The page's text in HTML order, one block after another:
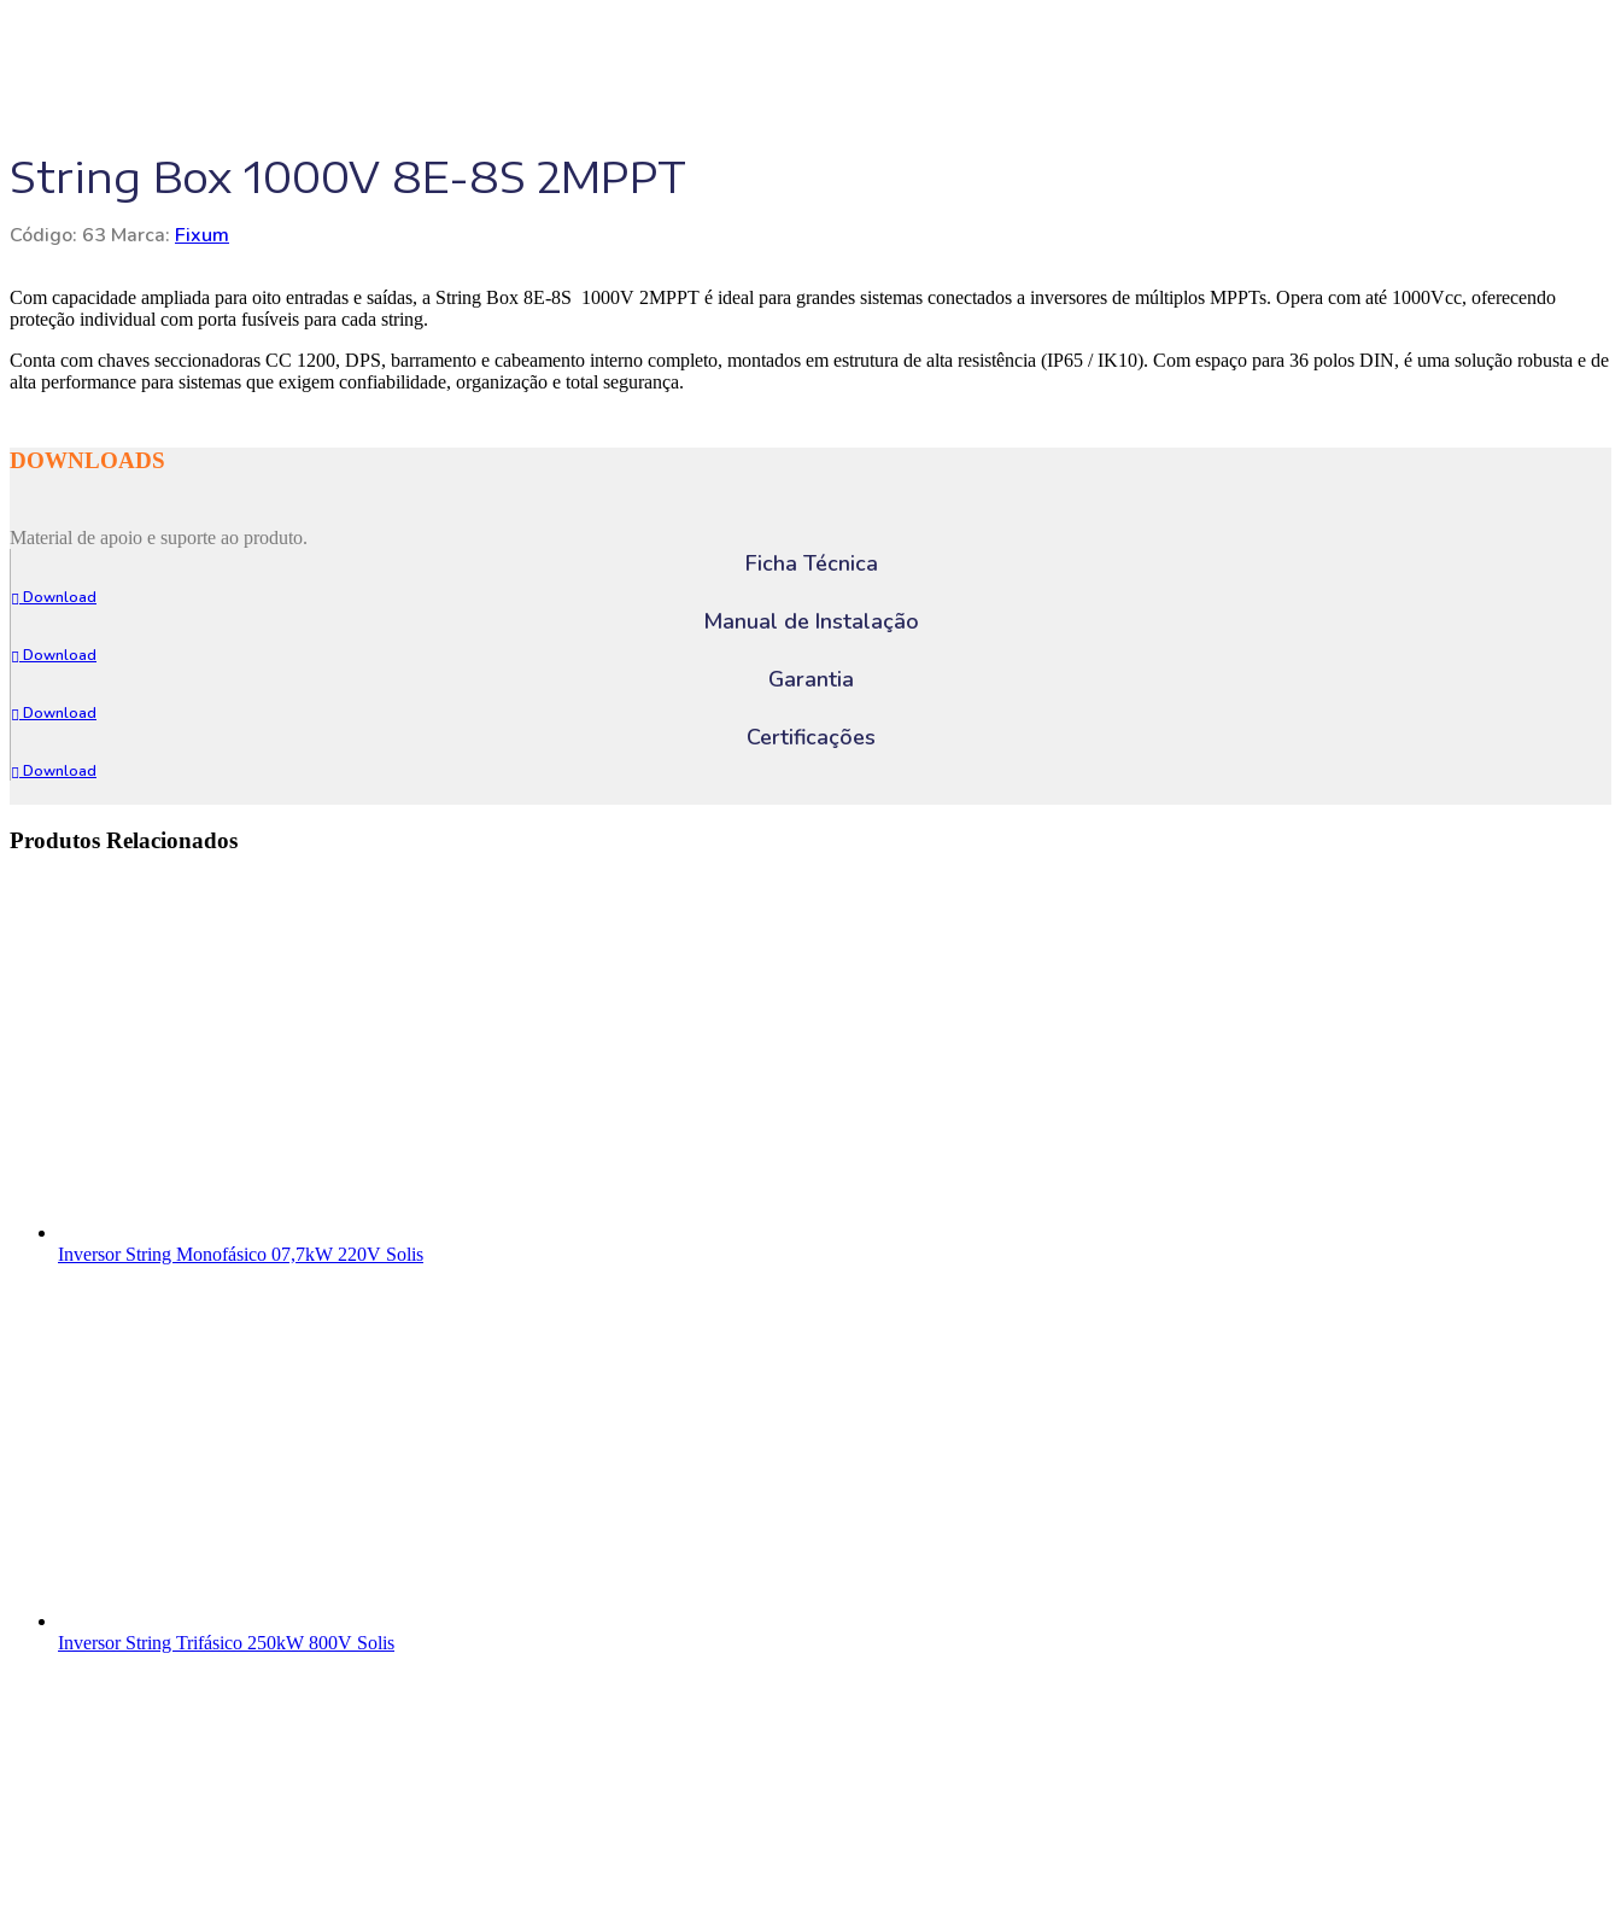
String Box 1000V 8E-8S 2MPPT
Código: 63 Marca: Fixum
Com capacidade ampliada para oito entradas e saídas, a String Box 8E-8S 1000V 2MPPT é ideal para grandes sistemas conectados a inversores de múltiplos MPPTs. Opera com até 1000Vcc, oferecendo
proteção individual com porta fusíveis para cada string.
Conta com chaves seccionadoras CC 1200, DPS, barramento e cabeamento interno completo, montados em estrutura de alta resistência (IP65 / IK10). Com espaço para 36 polos DIN, é uma solução robusta e de
alta performance para sistemas que exigem confiabilidade, organização e total segurança.
DOWNLOADS
Material de apoio e suporte ao produto.
Ficha Técnica
Download
Manual de Instalação
Download
Garantia
Download
Certificações
Download
Produtos Relacionados
Inversor String Monofásico 07,7kW 220V Solis
Inversor String Trifásico 250kW 800V Solis